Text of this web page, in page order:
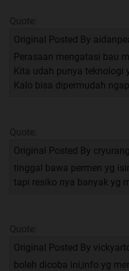
Quote:
Original Posted By
Perasaan mengatasi bau
Kita udah punya teknologi
Kalo bisa dipermudah
Quote:
Original Posted By
tinggal bawa permen yg
tapi resiko nya banyak yg
Quote:
Original Posted By
boleh dicoba ini,info yg